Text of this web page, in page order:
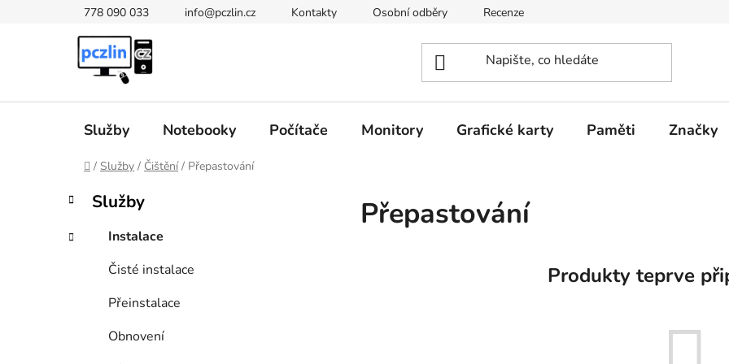
778 090 033 info@pczlin.cz Kontakty Osobní odběry Recenze
Služby Notebooky Počítače Monitory Grafické karty Paměti Značky
Domů
/ Služby / Čištění / Přepastování
P
s
Přeskočit
kategorie
K
a
e
Služby
Instalace
Čisté instalace
Přeinstalace
Obnovení
Přepastování
Produkty teprve